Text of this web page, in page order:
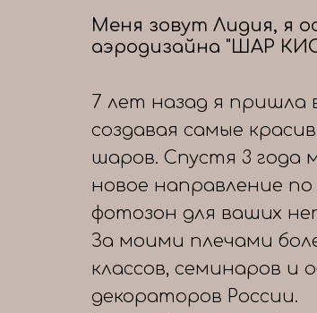
Меня зовут Лидия, я
аэродизайна "ШАР
7 лет назад я пришла
создавая самые
шаров. Спустя 3 года
новое направление
фотозон для ваших
За моими плечами
классов, семинаров и
декораторов России.